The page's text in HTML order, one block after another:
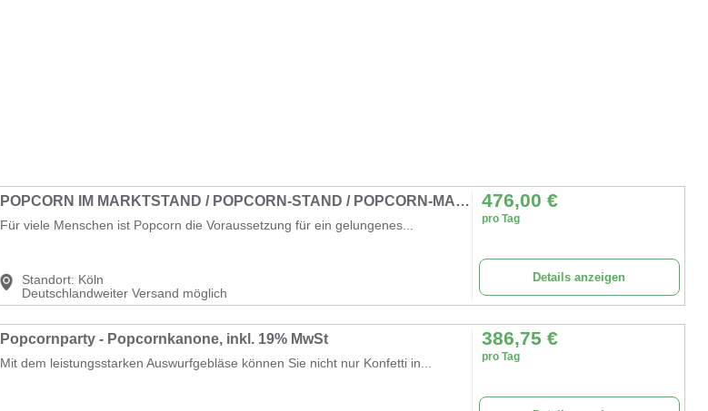
POPCORN IM MARKTSTAND / POPCORN-STAND / POPCORN-MASCHINE
Für viele Menschen ist Popcorn die Voraussetzung für ein gelungenes...
Standort: Köln
Deutschlandweiter Versand möglich
476,00 €
pro Tag
Details anzeigen
Popcornparty - Popcornkanone, inkl. 19% MwSt
Mit dem leistungsstarken Auswurfgebläse können Sie nicht nur Konfetti in...
386,75 €
pro Tag